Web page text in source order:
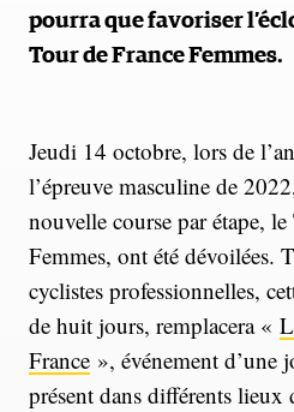
pourra que favoriser
Tour de France Femmes.
Jeudi 14 octobre, lors de
l’épreuve masculine de
nouvelle course par étape,
Femmes, ont été dévoilées.
cyclistes professionnelles,
de huit jours, remplacera «
France », événement d’une
présent dans différents lieux